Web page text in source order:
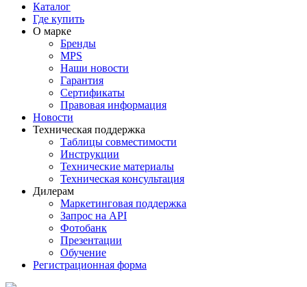
Каталог
Где купить
О марке
Бренды
MPS
Наши новости
Гарантия
Сертификаты
Правовая информация
Новости
Техническая поддержка
Таблицы совместимости
Инструкции
Технические материалы
Техническая консультация
Дилерам
Маркетинговая поддержка
Запрос на API
Фотобанк
Презентации
Обучение
Регистрационная форма